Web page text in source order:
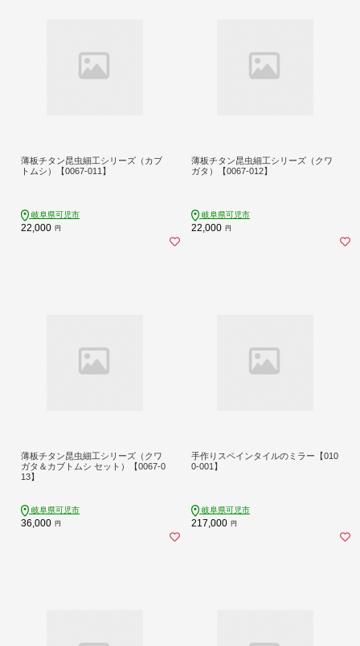
薄板チタン昆虫細工シリーズ（カブ
トムシ）【0067-011】
岐阜県可児市
22,000 円
薄板チタン昆虫細工シリーズ（クワ
ガタ）【0067-012】
岐阜県可児市
22,000 円
薄板チタン昆虫細工シリーズ（クワ
ガタ＆カブトムシ セット）【0067-0
13】
岐阜県可児市
36,000 円
手作りスペインタイルのミラー【010
0-001】
岐阜県可児市
217,000 円